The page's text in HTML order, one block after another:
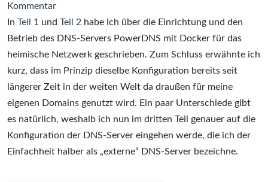
Kommentarzu
Ein
DNS-
Server
mit
PowerDNS
und
Docker
–
Teil
In Teil 1 und Teil 2 habe ich über die Einrichtung und den
Betrieb des DNS-Servers PowerDNS mit Docker für das
heimische Netzwerk geschrieben. Zum Schluss erwähnte ich
kurz, dass im Prinzip dieselbe Konfiguration bereits seit
längerer Zeit in der weiten Welt da draußen für meine
eigenen Domains genutzt wird. Ein paar Unterschiede gibt
es natürlich, weshalb ich nun im dritten Teil genauer auf die
Konfiguration der DNS-Server eingehen werde, die ich der
Einfachheit halber als „externe“ DNS-Server bezeichne.